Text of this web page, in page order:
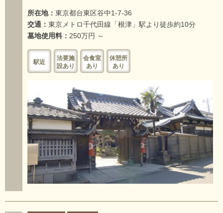
所在地： 東京都台東区谷中1-7-36
交通： 東京メトロ千代田線「根津」駅より徒歩約10分
墓地使用料： 250万円 ～
駅近
法要施
設あり
会食室
あり
休憩所
あり